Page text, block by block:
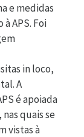
e medidas
APS. Foi
in loco,
A
é apoiada
quais se
vistas à